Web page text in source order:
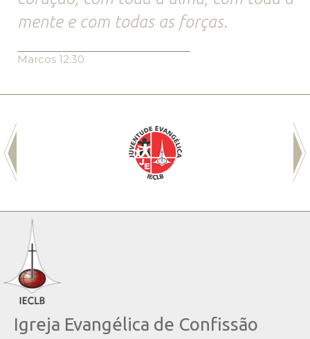
mente e com todas as forças.
Marcos 12.30
Igreja Evangélica de Confissão